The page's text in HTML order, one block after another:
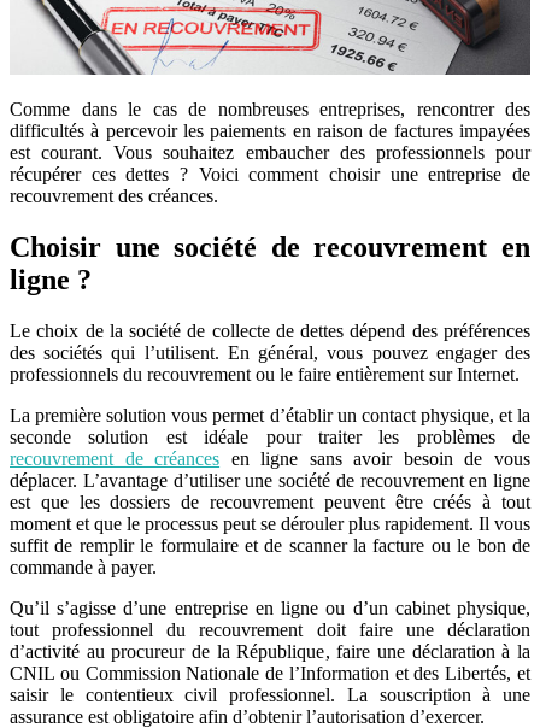
Comme dans le cas de nombreuses entreprises, rencontrer des
difficultés à percevoir les paiements en raison de factures impayées
est courant. Vous souhaitez embaucher des professionnels pour
récupérer ces dettes ? Voici comment choisir une entreprise de
recouvrement des créances.
Choisir une société de recouvrement en
ligne ?
Le choix de la société de collecte de dettes dépend des préférences
des sociétés qui l’utilisent. En général, vous pouvez engager des
professionnels du recouvrement ou le faire entièrement sur Internet.
La première solution vous permet d’établir un contact physique, et la
seconde solution est idéale pour traiter les problèmes de
recouvrement de créances en ligne sans avoir besoin de vous
déplacer. L’avantage d’utiliser une société de recouvrement en ligne
est que les dossiers de recouvrement peuvent être créés à tout
moment et que le processus peut se dérouler plus rapidement. Il vous
suffit de remplir le formulaire et de scanner la facture ou le bon de
commande à payer.
Qu’il s’agisse d’une entreprise en ligne ou d’un cabinet physique,
tout professionnel du recouvrement doit faire une déclaration
d’activité au procureur de la République, faire une déclaration à la
CNIL ou Commission Nationale de l’Information et des Libertés, et
saisir le contentieux civil professionnel. La souscription à une
assurance est obligatoire afin d’obtenir l’autorisation d’exercer.